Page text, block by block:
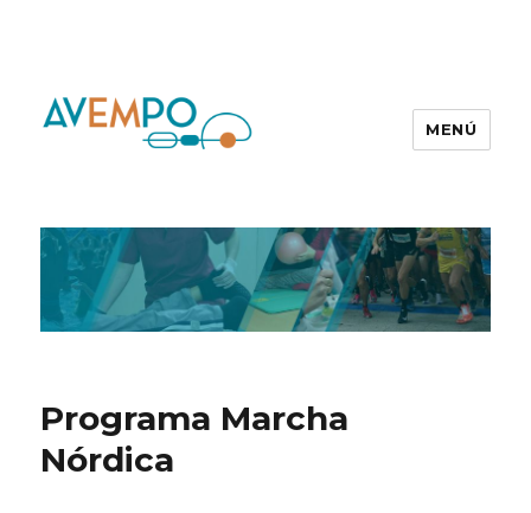
MENÚ
Programa Marcha
Nórdica